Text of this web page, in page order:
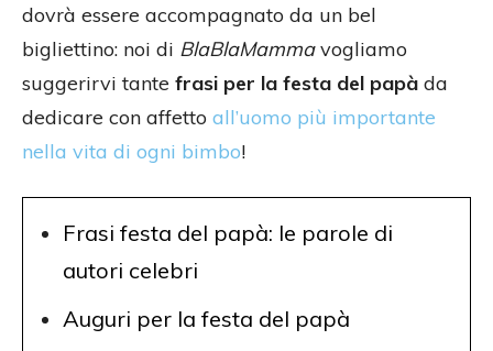
dovrà essere accompagnato da un bel
bigliettino: noi di BlaBlaMammavogliamo
suggerirvi tante frasi per la festa del papà da
dedicare con affetto all’uomo più importante
nella vita di ogni bimbo!
Frasi festa del papà: le parole di
autori celebri
Auguri per la festa del papà